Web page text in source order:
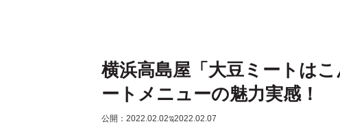
横浜高島屋「大豆ミートは
ートメニューの魅力実感！
公開：2022.02.02ಇ2022.02.07